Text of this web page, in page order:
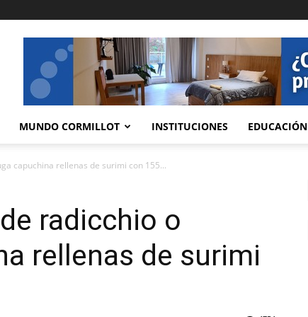
MUNDO CORMILLOT INSTITUCIONES EDUCACIÓN
capuchina rellenas de surimi con 155...
radicchio o
rellenas de surimi